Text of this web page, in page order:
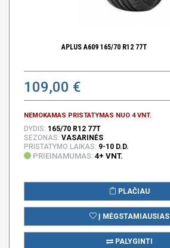
APLUS A609 165/70 R12 77T
109,00 €
NEMOKAMAS PRISTATYMAS NUO 4 VNT.
DYDIS: 165/70 R12 77T
SEZONAS: VASARINĖS
PRISTATYMO LAIKAS: 9-10 D.D.
PRIEINAMUMAS: 4+ VNT.
PLAČIAU
Į MĖGSTAMIAUSIAS
PALYGINTI